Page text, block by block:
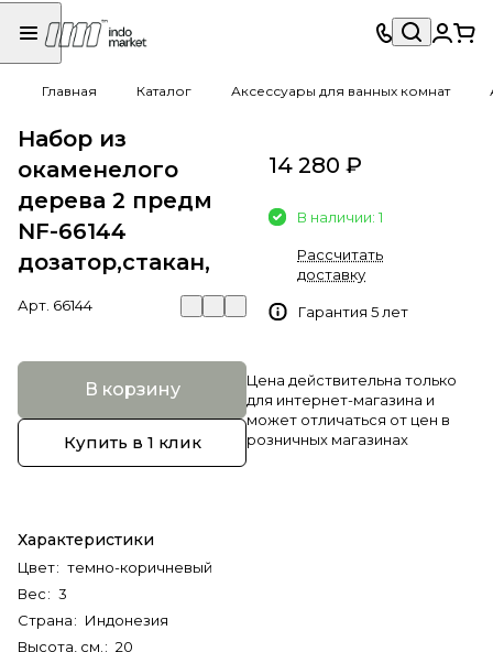
Главная Каталог Аксессуары для ванных комнат
Набор из
окаменелого
дерева 2 предм
NF-66144
дозатор,стакан,
Арт. 66144
В корзину
Купить в 1 клик
Характеристики
Цвет: темно-коричневый
Вес: 3
Страна: Индонезия
Высота, см. : 20
14 280 ₽
В наличии: 1
Рассчитать
доставку
Гарантия 5 лет
Цена действительна только
для интернет-магазина и
может отличаться от цен в
розничных магазинах